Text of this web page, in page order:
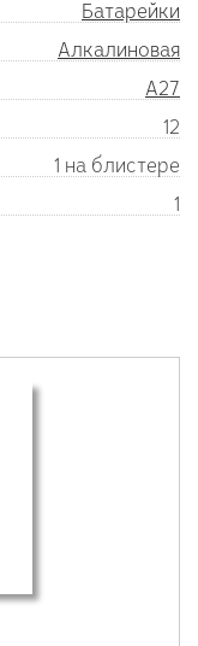
Батарейки
Алкалиновая
A27
12
1 на блистере
1